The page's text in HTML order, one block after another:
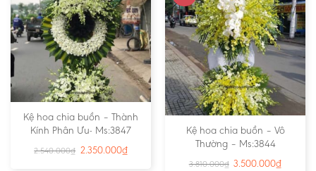
Kệ hoa chia buồn – Thành
Kính Phân Ưu- Ms:3847
2.540.000₫ 2.350.000₫
Kệ hoa chia buồn – Vô
Thường – Ms:3844
3.810.000₫ 3.500.000₫